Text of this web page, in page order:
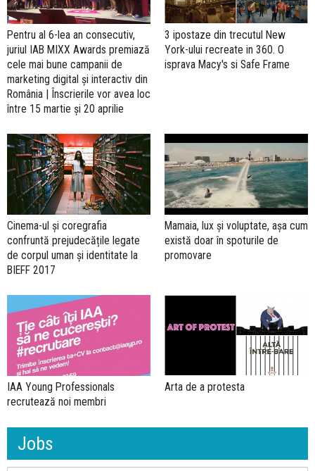
Pentru al 6-lea an consecutiv,
juriul IAB MIXX Awards premiază
cele mai bune campanii de
marketing digital și interactiv din
România | Înscrierile vor avea loc
între 15 martie și 20 aprilie
3 ipostaze din trecutul New
York-ului recreate in 360. O
isprava Macy's si Safe Frame
Cinema-ul și coregrafia
confruntă prejudecățile legate
de corpul uman și identitate la
BIEFF 2017
Mamaia, lux și voluptate, așa cum
există doar în spoturile de
promovare
IAA Young Professionals
recrutează noi membri
Arta de a protesta
Jobs